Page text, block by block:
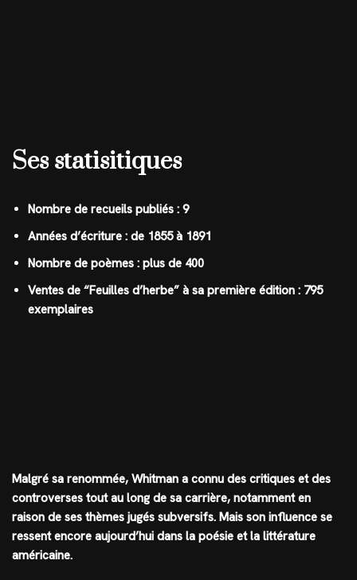
Ses statisitiques
Nombre de recueils publiés : 9
Années d’écriture : de 1855 à 1891
Nombre de poèmes : plus de 400
Ventes de “Feuilles d’herbe” à sa première édition : 795
exemplaires
Malgré sa renommée, Whitman a connu des critiques et des
controverses tout au long de sa carrière, notamment en
raison de ses thèmes jugés subversifs. Mais son influence se
ressent encore aujourd’hui dans la poésie et la littérature
américaine.